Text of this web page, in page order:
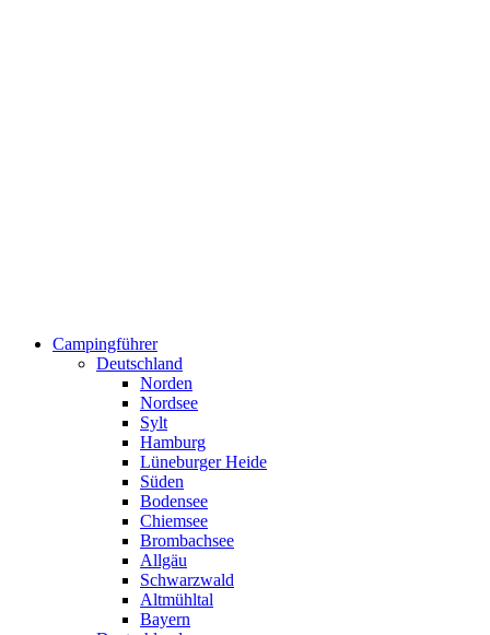
Campingführer
Deutschland
Norden
Nordsee
Sylt
Hamburg
Lüneburger Heide
Süden
Bodensee
Chiemsee
Brombachsee
Allgäu
Schwarzwald
Altmühltal
Bayern